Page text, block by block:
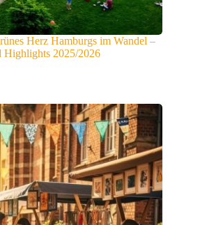
Herz Hamburgs im Wandel –
Highlights 2025/2026